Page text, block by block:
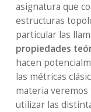
asignatura que
estructuras
particular las
propiedades
hacen
las métricas
materia veremos
utilizar las